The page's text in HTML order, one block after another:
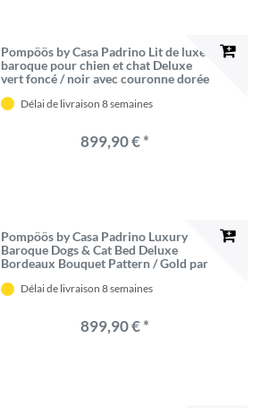
Pompöös by Casa Padrino Lit de luxe
baroque pour chien et chat Deluxe
vert foncé / noir avec couronne dorée
Délai de livraison 8 semaines
899,90 € *
Pompöös by Casa Padrino Luxury
Baroque Dogs & Cat Bed Deluxe
Bordeaux Bouquet Pattern / Gold par
Délai de livraison 8 semaines
899,90 € *